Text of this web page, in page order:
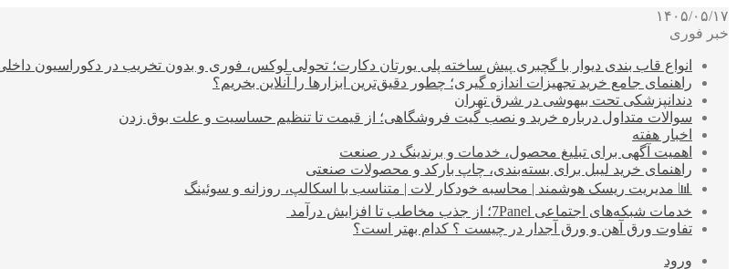
۱۴۰۵/۰۵/۱۷
خبر فوری
انواع قاب بندی دیوار با گچبری پیش ساخته پلی یورتان دکارت؛ تحولی لوکس، فوری و بدون تخریب در دکوراسیون
راهنمای جامع خرید تجهیزات اندازه گیری؛ چطور دقیق‌ترین ابزارها را آنلاین بخریم؟
دندانپزشکی تحت بیهوشی در شرق تهران
سوالات متداول درباره خرید و نصب گیت فروشگاهی؛ از قیمت تا تنظیم حساسیت و علت بوق زدن
اخبار هفته
اهمیت آگهی برای تبلیغ محصول، خدمات و برندینگ در صنعت
راهنمای خرید لیبل برای بسته‌بندی، چاپ بارکد و محصولات صنعتی
📊 مدیریت ریسک هوشمند | محاسبه خودکار لات | متناسب با اسکالپ، روزانه و سوئینگ
خدمات شبکه‌های اجتماعی 7Panel؛ از جذب مخاطب تا افزایش درآمد
تفاوت ورق آهن و ورق آجدار در چیست ؟ کدام بهتر است؟
ورود